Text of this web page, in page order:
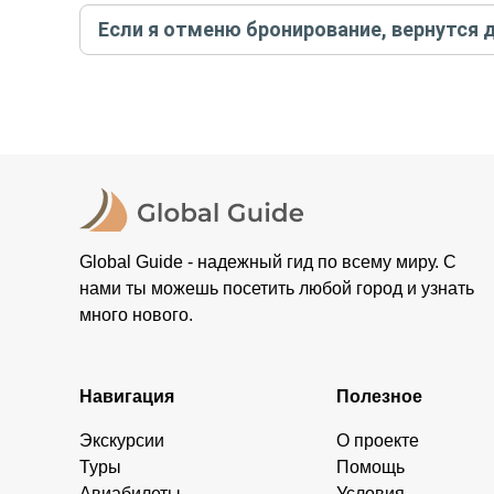
Создайте заказ на удобную дату и время, и
контакты организатора и точное место встречи.
Если я отменю бронирование, вернутся
Global Guide - надежный гид по всему миру. С
нами ты можешь посетить любой город и узнать
много нового.
Навигация
Экскурсии
Туры
Полезное
О проекте
Помощь